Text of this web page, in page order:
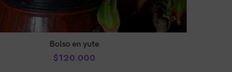
AÑADIR AL CARRITO
Bolso en yute
$120.000